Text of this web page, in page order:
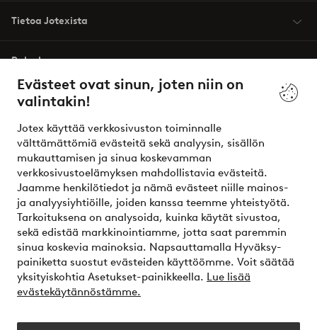
Evästeet ovat sinun, joten niin on
valintakin!
Jotex käyttää verkkosivuston toiminnalle
välttämättömiä evästeitä sekä analyysin, sisällön
mukauttamisen ja sinua koskevamman
verkkosivustoelämyksen mahdollistavia evästeitä.
Jaamme henkilötiedot ja nämä evästeet niille mainos-
ja analyysiyhtiöille, joiden kanssa teemme yhteistyötä.
Tarkoituksena on analysoida, kuinka käytät sivustoa,
sekä edistää markkinointiamme, jotta saat paremmin
sinua koskevia mainoksia. Napsauttamalla Hyväksy-
painiketta suostut evästeiden käyttöömme. Voit säätää
yksityiskohtia Asetukset-painikkeella. Lue lisää
evästekäytännöstämme.
Tietoa Jotexista
Palvelumme
Ehdot
Ystävät
Turvalliset maksut – maksa nyt tai erissä
Haluatko tietää lisää maksuvaihtoehdoistamme?
elpy